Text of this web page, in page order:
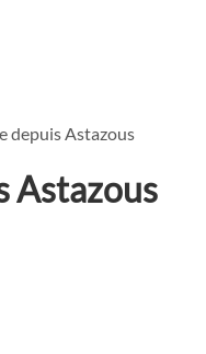
depuis Astazous
Astazous